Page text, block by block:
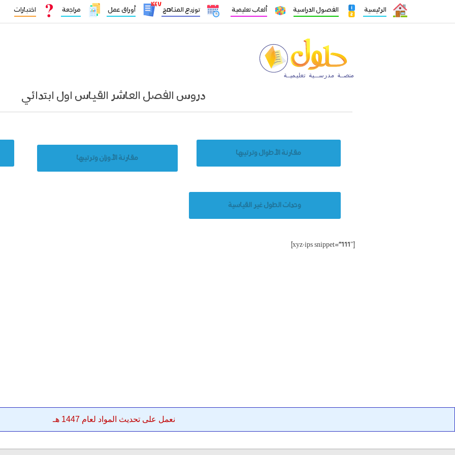
الرئيسية الفصول الدراسية ألعاب تعليمية توزيع المناهج
١٤٤٧
أوراق عمل مراجعة اختبارات
دروس الفصل العاشر القياس اول ابتدائي
مقارنة الأطوال وترتيبها
وحدات الطول غير القياسية
مقارنة الأوزان وترتيبها
[xyz-ips snippet=”111″]
نعمل على تحديث المواد لعام 1447 هـ